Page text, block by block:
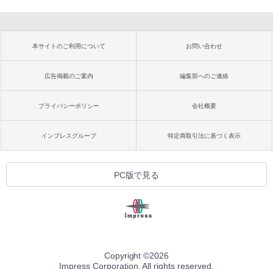
本サイトのご利用について お問い合わせ
広告掲載のご案内 編集部へのご連絡
プライバシーポリシー 会社概要
インプレスグループ 特定商取引法に基づく表示
PC版で見る
Copyright ©2026
Impress Corporation. All rights reserved.